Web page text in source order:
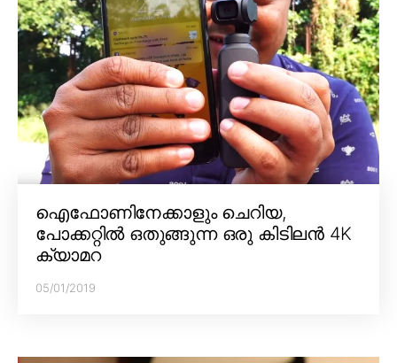
ഐഫോണിനേക്കാളും ചെറിയ,
പോക്കറ്റിൽ ഒതുങ്ങുന്ന ഒരു കിടിലൻ 4K
ക്യാമറ
05/01/2019